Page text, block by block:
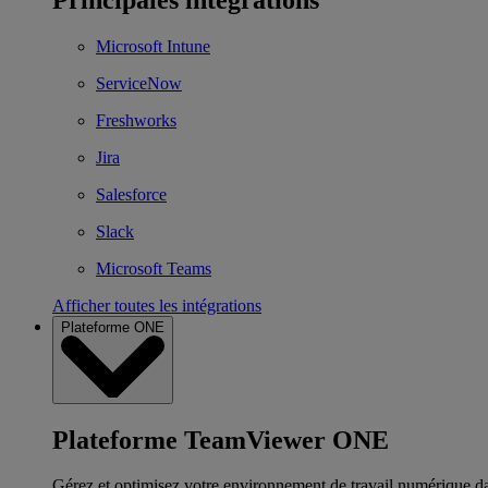
Microsoft Intune
ServiceNow
Freshworks
Jira
Salesforce
Slack
Microsoft Teams
Afficher toutes les intégrations
Plateforme ONE
Plateforme TeamViewer ONE